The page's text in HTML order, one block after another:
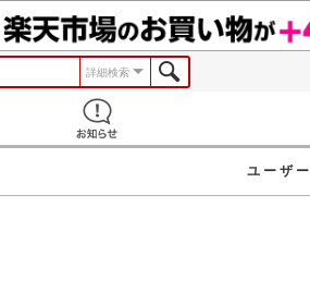
詳細検索
ユーザー